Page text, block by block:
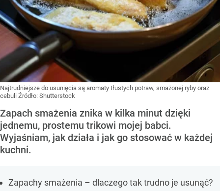
Najtrudniejsze do usunięcia są aromaty tłustych potraw, smażonej ryby oraz
cebuli Źródło: Shutterstock
Zapach smażenia znika w kilka minut dzięki
jednemu, prostemu trikowi mojej babci.
Wyjaśniam, jak działa i jak go stosować w każdej
kuchni.
Zapachy smażenia – dlaczego tak trudno je usunąć?